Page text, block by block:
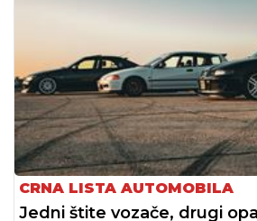
CRNA LISTA AUTOMOBILA
Jedni štite vozače, drugi